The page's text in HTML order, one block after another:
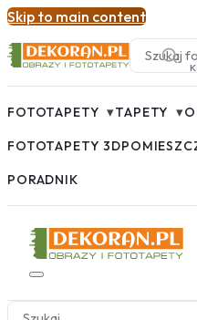
Skip to main content
FOTOTAPETY ▾TAPETY ▾
FOTOTAPETY 3D
PORADNIK